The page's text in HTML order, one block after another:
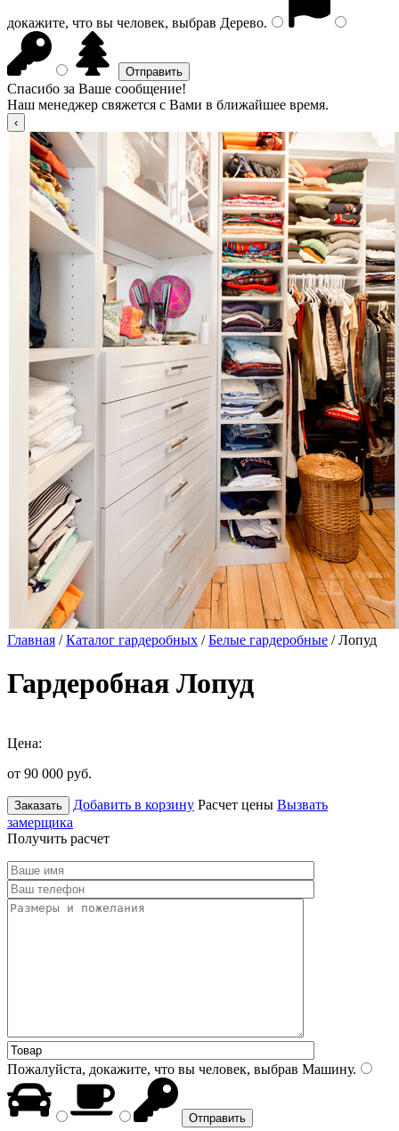
докажите, что вы человек, выбрав Дерево.
Спасибо за Ваше сообщение!
Наш менеджер свяжется с Вами в ближайшее время.
Главная /Каталог гардеробных /Белые гардеробные / Лопуд
Гардеробная Лопуд
Цена:
от 90 000 руб.
Заказать Добавить в корзину Расчет цены Вызвать
замерщика
Получить расчет
Пожалуйста, докажите, что вы человек, выбрав Машину.